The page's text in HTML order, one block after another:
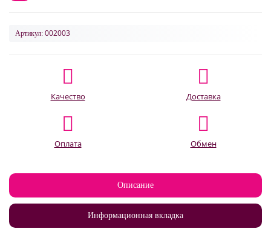
Артикул: 002003
Качество Доставка
Оплата Обмен
Описание
Информационная вкладка